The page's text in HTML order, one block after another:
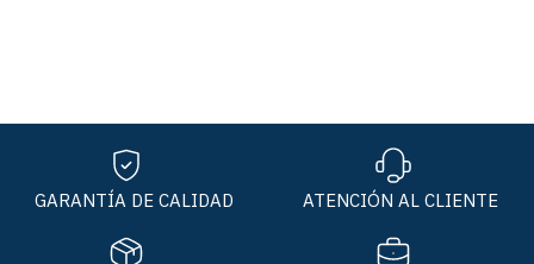
GARANTÍA DE CALIDAD ATENCIÓN AL CLIENTE